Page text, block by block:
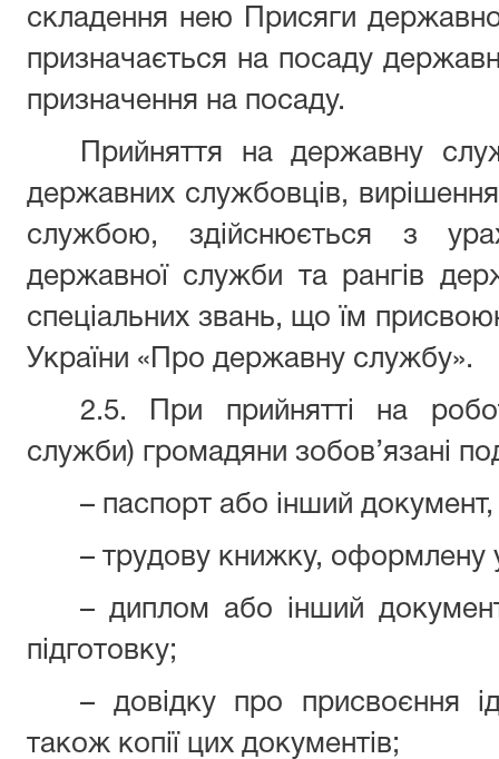
складення нею Присяги
призначається на посаду
призначення на посаду.
Прийняття на державну
державних службовців,
службою, здійснюється з
державної служби та рангів
спеціальних звань, що їм
України «Про державну службу».
2.5. При прийнятті на
служби) громадяни зобов’язані
– паспорт або інший
– трудову книжку, оформлену
– диплом або інший
підготовку;
– довідку про присвоєння
також копії цих документів;